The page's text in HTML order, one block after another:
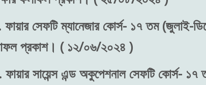
সেফটি ম্যানেজার কোর্স- ১৭ তম (জুলাই-
প্রকাশ। ( ১২/০৬/২০২৪ )
সায়েন্স এন্ড অকুপেশনাল সেফটি কোর্স- ১৭